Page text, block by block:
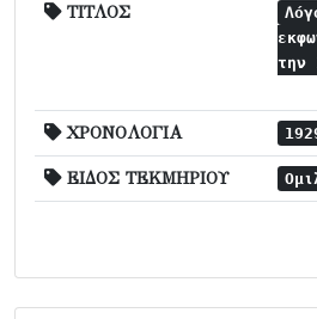
ΤΙΤΛΟΣ
την
ΧΡΟΝΟΛΟΓΙΑ
ΕΙΔΟΣ ΤΕΚΜΗΡΙΟΥ